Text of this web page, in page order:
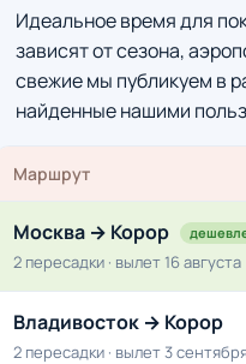
Идеальное время для
зависят от сезона,
свежие мы публикуем в
найденные нашими
Маршрут
Москва → Корор
2 пересадки · вылет 16 августа
Владивосток → Корор
2 пересадки · вылет 3